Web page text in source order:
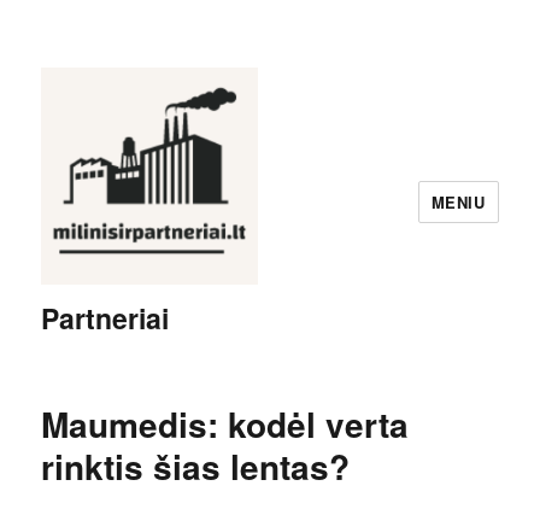
Partneriai
MENIU
Maumedis: kodėl verta
rinktis šias lentas?